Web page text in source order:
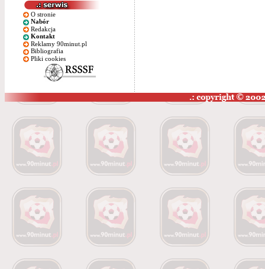
O stronie
Nabór
Redakcja
Kontakt
Reklamy 90minut.pl
Bibliografia
Pliki cookies